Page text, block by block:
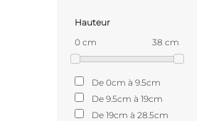
Hauteur
0 cm
38 cm
De 0cm à 9.5cm
De 9.5cm à 19cm
De 19cm à 28.5cm